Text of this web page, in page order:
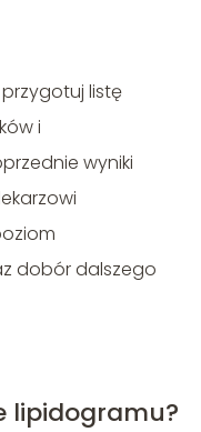
listę
i
wyniki
dobór dalszego
lipidogramu?